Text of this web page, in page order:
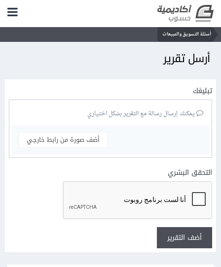
أسئلة التسويق والمبيعات
أرسل تقرير
تبليغك
يمكنك إرسال رسالة مع التقرير بشكل اختياري
أضف صورة من رابط خارجي
التحقق البشري
أضف التقرير